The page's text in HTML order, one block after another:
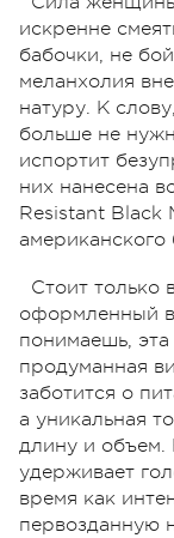
искренне
бабочки, не
меланхолия
натуру. К
больше не
испортит
них нанесена
Resistant Black
Стоит только
оформленный в
понимаешь,
продуманная
заботится о
а уникальная
длину и объем.
удерживает
время как
первозданную